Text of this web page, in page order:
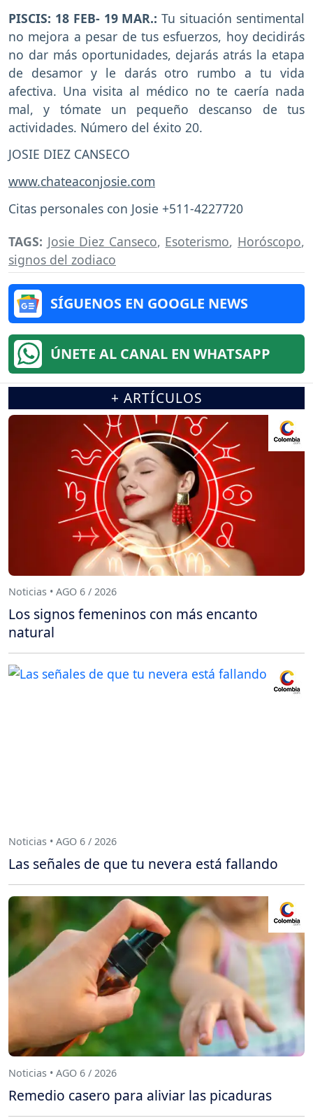
PISCIS: 18 FEB- 19 MAR.:Tu situación sentimental
no mejora a pesar de tus esfuerzos, hoy decidirás
no dar más oportunidades, dejarás atrás la etapa
de desamor y le darás otro rumbo a tu vida
afectiva. Una visita al médico no te caería nada
mal, y tómate un pequeño descanso de tus
actividades. Número del éxito 20.
JOSIE DIEZ CANSECO
www.chateaconjosie.com
Citas personales con Josie +511-4227720
TAGS: Josie Diez Canseco, Esoterismo, Horóscopo,
signos del zodiaco
SÍGUENOS EN GOOGLE NEWS
ÚNETE AL CANAL EN WHATSAPP
+ ARTÍCULOS
Noticias • AGO 6 / 2026
Los signos femeninos con más encanto
natural
Noticias • AGO 6 / 2026
Las señales de que tu nevera está fallando
Noticias • AGO 6 / 2026
Remedio casero para aliviar las picaduras